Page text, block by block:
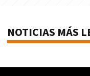
NOTICIAS MÁS